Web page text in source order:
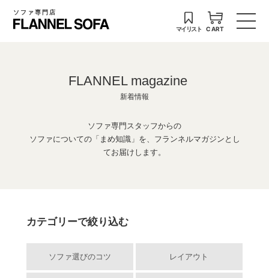
ソファ専門店
マイリスト CART
FLANNEL magazine
新着情報
ソファ専門スタッフからの
ソファについての「まめ知識」を、フランネルマガジンとし
てお届けします。
カテゴリーで絞り込む
ソファ選びのコツ レイアウト